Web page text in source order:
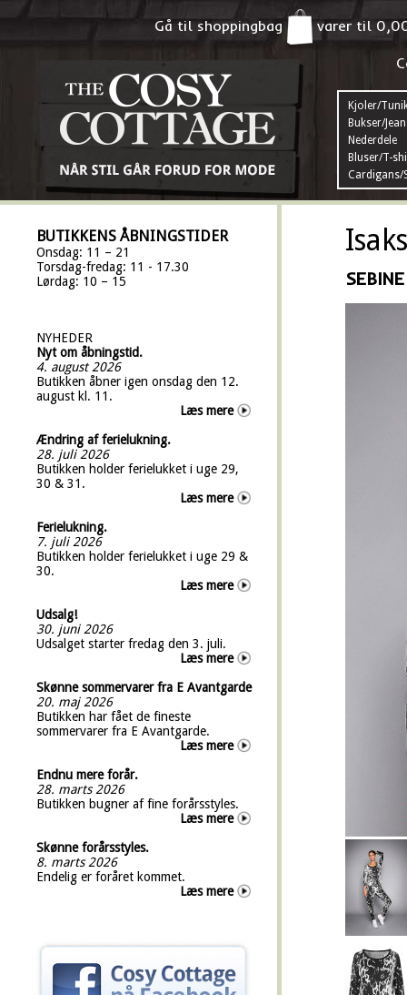
Gå til shoppingbag varer til
Kjoler/
Bukser/
Nederdele
Bluser/T-
Cardigans/
BUTIKKENS ÅBNINGSTIDER
Onsdag: 11 – 21
Torsdag-fredag: 11 - 17.30
Lørdag: 10 – 15
NYHEDER
Nyt om åbningstid.
4. august 2026
Butikken åbner igen onsdag den 12.
august kl. 11.
Læs mere
Ændring af ferielukning.
28. juli 2026
Butikken holder ferielukket i uge 29,
30 & 31.
Læs mere
Ferielukning.
7. juli 2026
Butikken holder ferielukket i uge 29 &
30.
Læs mere
Udsalg!
30. juni 2026
Udsalget starter fredag den 3. juli.
Læs mere
Skønne sommervarer fra E Avantgarde
20. maj 2026
Butikken har fået de fineste
sommervarer fra E Avantgarde.
Læs mere
Endnu mere forår.
28. marts 2026
Butikken bugner af fine forårsstyles.
Læs mere
Skønne forårsstyles.
8. marts 2026
Endelig er foråret kommet.
Læs mere